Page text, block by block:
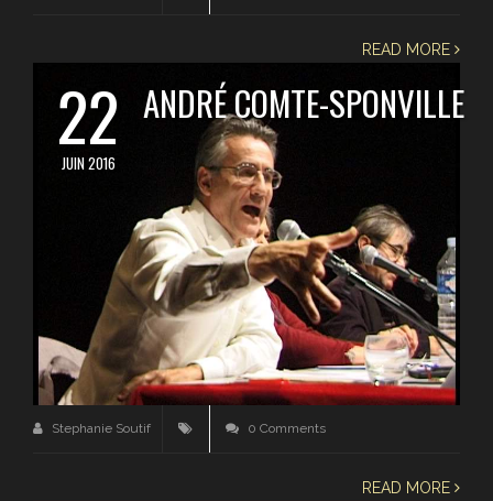
READ MORE
22
JUIN 2016
ANDRÉ COMTE-SPONVILLE
Stephanie Soutif 0 Comments
READ MORE